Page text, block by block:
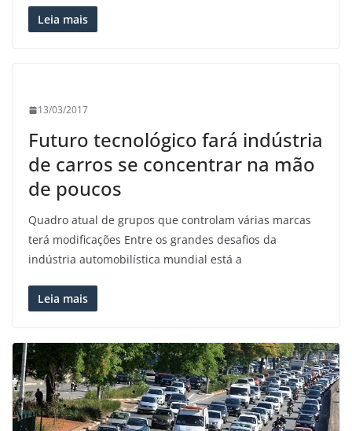
Leia mais
13/03/2017
Futuro tecnológico fará indústria
de carros se concentrar na mão
de poucos
Quadro atual de grupos que controlam várias marcas
terá modificações Entre os grandes desafios da
indústria automobilística mundial está a
Leia mais